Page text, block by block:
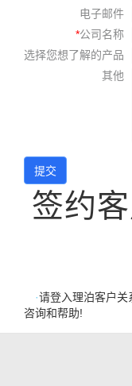
电子邮件
*公司名称
选择您想了解的产品
其他
签约
·请登入理泊客户关
咨询和帮助!